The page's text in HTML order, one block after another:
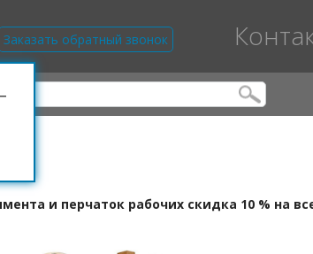
Заказать обратный звонок
и перчаток рабочих скидка 10 % на